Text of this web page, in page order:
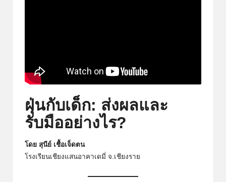
ฝุ่นกับเด็ก: ส่งผลและ
รับมืออย่างไร?
โดย สุนีย์ เชื้อเจ็ดตน
โรงเรียนเชียงแสนอาคาเดมี่ จ.เชียงราย